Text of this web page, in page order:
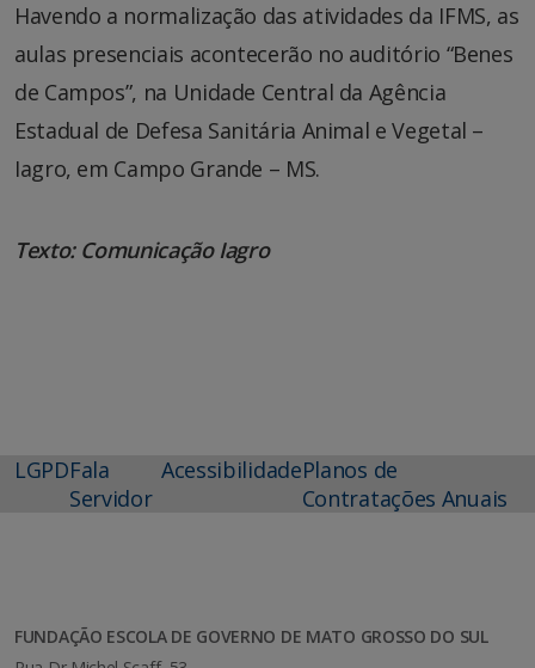
Havendo a normalização das atividades da IFMS, as
aulas presenciais acontecerão no auditório “Benes
de Campos”, na Unidade Central da Agência
Estadual de Defesa Sanitária Animal e Vegetal –
Iagro, em Campo Grande – MS.
Texto: Comunicação Iagro
LGPDFala
Servidor
AcessibilidadePlanos de
Contratações Anuais
FUNDAÇÃO ESCOLA DE GOVERNO DE MATO GROSSO DO SUL